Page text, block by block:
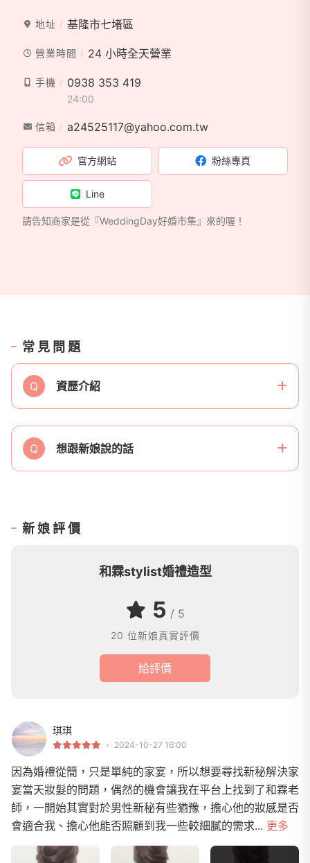
地址 基隆市七堵區
營業時間 24 小時全天營業
手機 0938 353 419
24:00
信箱 a24525117@yahoo.com.tw
官方網站 粉絲專頁
Line
請告知商家是從『WeddingDay好婚市集』來的喔！
常見問題
Q 資歷介紹
Q 想跟新娘說的話
新娘評價
和霖stylist婚禮造型
5 / 5
20 位新娘真實評價
給評價
琪琪
2024-10-27 16:00
因為婚禮從簡，只是單純的家宴，所以想要尋找新秘解決家
宴當天妝髮的問題，偶然的機會讓我在平台上找到了和霖老
師，一開始其實對於男性新秘有些猶豫，擔心他的妝感是否
會適合我、擔心他能否照顧到我一些較細膩的需求... 更多